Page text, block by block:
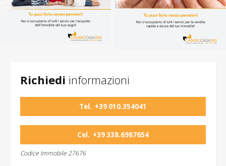
Richiedi informazioni
Tel. +39 010.354041
Cel. +39 338.6987654
Codice Immobile 27676